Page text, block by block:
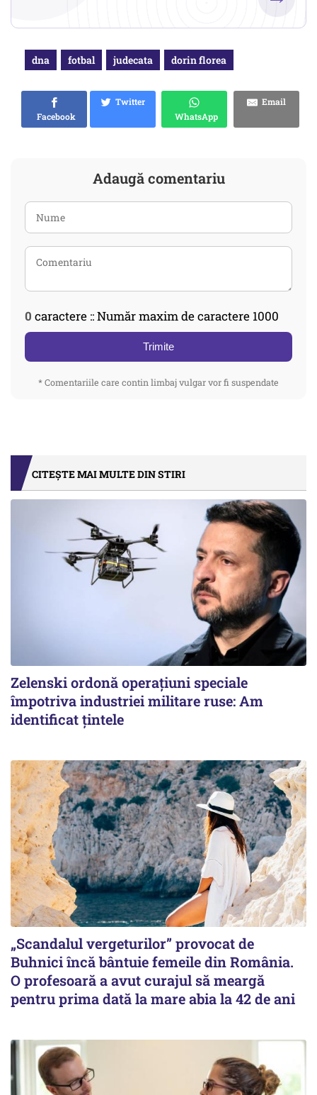
dna fotbal judecata dorin florea
Facebook
Twitter
WhatsApp
Email
Adaugă comentariu
0 caractere :: Număr maxim de caractere 1000
Trimite
* Comentariile care contin limbaj vulgar vor fi suspendate
CITEȘTE MAI MULTE DIN STIRI
Zelenski ordonă operațiuni speciale
împotriva industriei militare ruse: Am
identificat țintele
„Scandalul vergeturilor” provocat de
Buhnici încă bântuie femeile din România.
O profesoară a avut curajul să meargă
pentru prima dată la mare abia la 42 de ani